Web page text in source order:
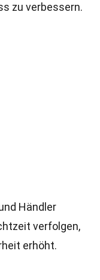
zu verbessern.
Händler
verfolgen,
erhöht.